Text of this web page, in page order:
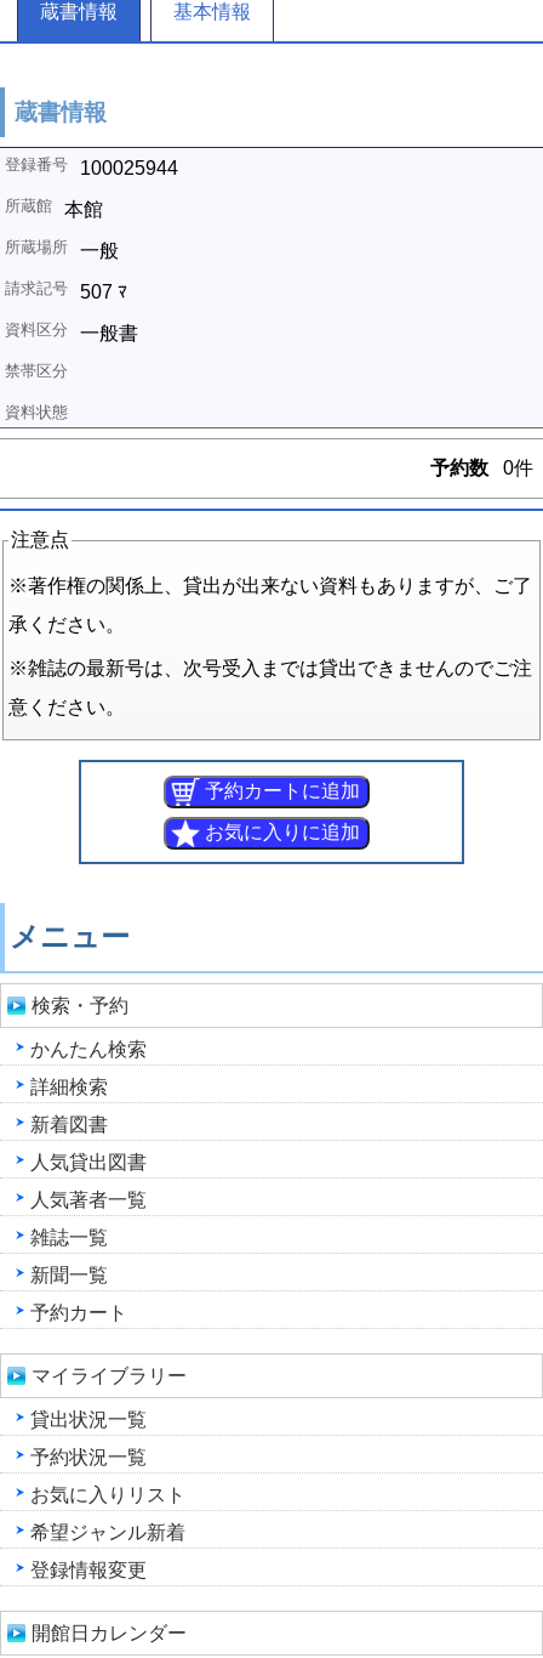
蔵書情報 基本情報
蔵書情報
100025944
本館
一般
507 ﾏ
一般書
予約数 0件
注意点
※著作権の関係上、貸出が出来ない資料もありますが、ご了
承ください。
※雑誌の最新号は、次号受入までは貸出できませんのでご注
意ください。
メニュー
検索・予約
かんたん検索
詳細検索
新着図書
人気貸出図書
人気著者一覧
雑誌一覧
新聞一覧
予約カート
マイライブラリー
貸出状況一覧
予約状況一覧
お気に入りリスト
希望ジャンル新着
登録情報変更
開館日カレンダー